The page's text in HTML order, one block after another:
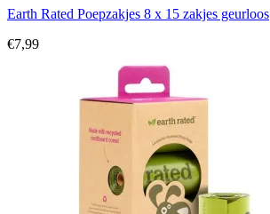
Earth Rated Poepzakjes 8 x 15 zakjes geurloos
€7,99